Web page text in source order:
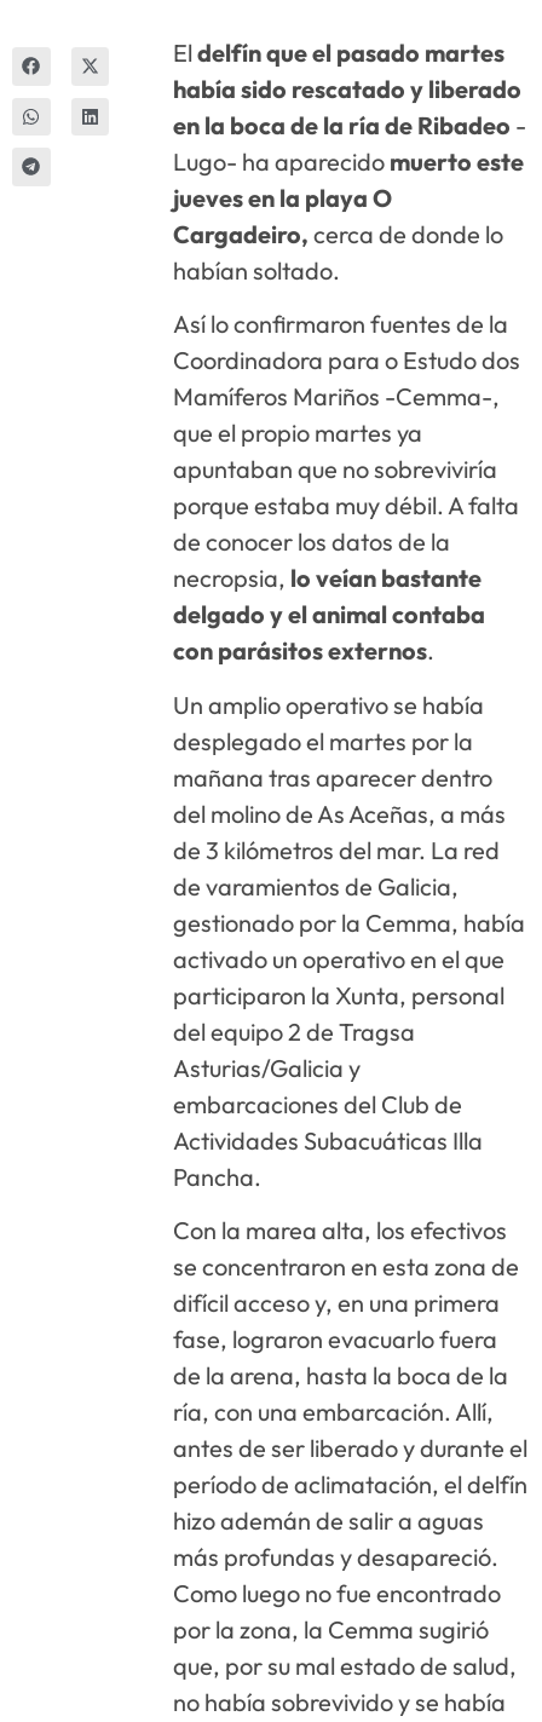
Eldelfín que el pasado martes
había sido rescatado y liberado
en la boca de la ría de Ribadeo -
Lugo- ha aparecido muerto este
jueves en la playa O
Cargadeiro, cerca de donde lo
habían soltado.
Así lo confirmaron fuentes de la
Coordinadora para o Estudo dos
Mamíferos Mariños -Cemma-,
que el propio martes ya
apuntaban que no sobreviviría
porque estaba muy débil. A falta
de conocer los datos de la
necropsia, lo veían bastante
delgado y el animal contaba
con parásitos externos.
Un amplio operativo se había
desplegado el martes por la
mañana tras aparecer dentro
del molino de As Aceñas, a más
de 3 kilómetros del mar. La red
de varamientos de Galicia,
gestionado por la Cemma, había
activado un operativo en el que
participaron la Xunta, personal
del equipo 2 de Tragsa
Asturias/Galicia y
embarcaciones del Club de
Actividades Subacuáticas Illa
Pancha.
Con la marea alta, los efectivos
se concentraron en esta zona de
difícil acceso y, en una primera
fase, lograron evacuarlo fuera
de la arena, hasta la boca de la
ría, con una embarcación. Allí,
antes de ser liberado y durante el
período de aclimatación, el delfín
hizo ademán de salir a aguas
más profundas y desapareció.
Como luego no fue encontrado
por la zona, la Cemma sugirió
que, por su mal estado de salud,
no había sobrevivido y se había